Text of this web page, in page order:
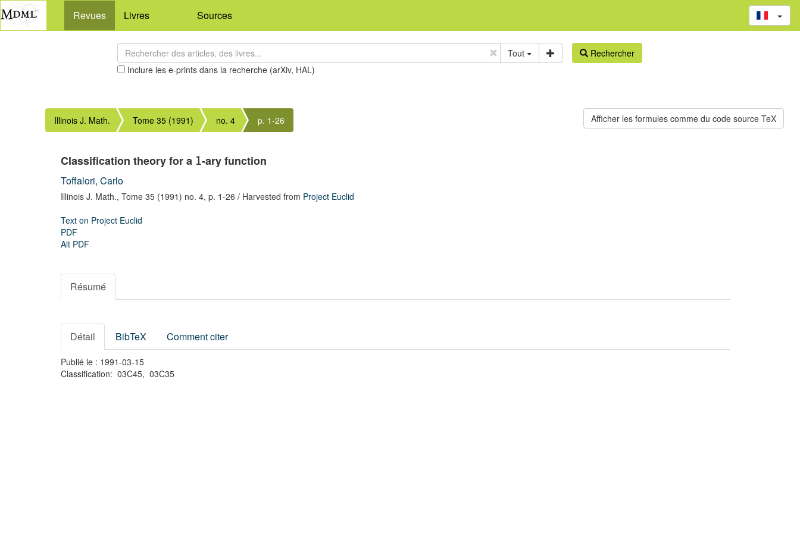
Revues Livres Sources
Tout
Inclure les e-prints dans la recherche (arXiv, HAL)
Rechercher
Illinois J. Math. Tome 35 (1991) no. 4 p. 1-26
Classification theory for a 1-ary function
Toffalori, Carlo
Illinois J. Math., Tome 35 (1991) no. 4, p. 1-26 / Harvested from Project Euclid
Text on Project Euclid
PDF
Alt PDF
Résumé
Détail BibTeX Comment citer
Publié le : 1991-03-15
Classification: 03C45, 03C35